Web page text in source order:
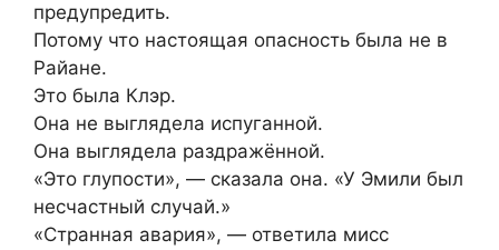
предупредить.
Потому что настоящая опасность была не в
Райане.
Это была Клэр.
Она не выглядела испуганной.
Она выглядела раздражённой.
«Это глупости», — сказала она. «У Эмили был
несчастный случай.»
«Странная авария», — ответила мисс